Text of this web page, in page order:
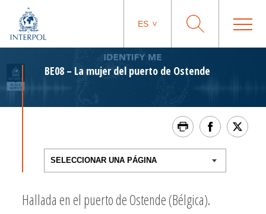
ES
BE08 – La mujer del puerto de Ostende
Hallada en el puerto de Ostende (Bélgica).